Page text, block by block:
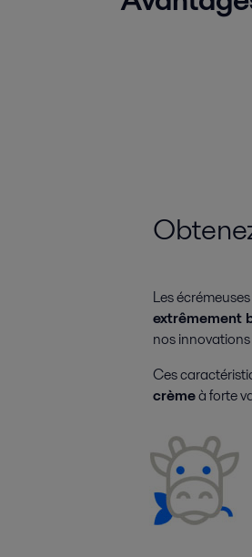
Les
extrêmement
nos
Ces
crèmeà forte